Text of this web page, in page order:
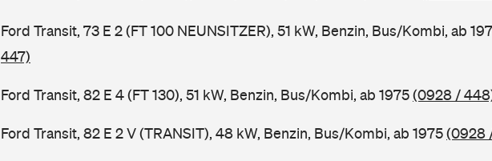
Ford Transit, 73 E 2 (FT 100 NEUNSITZER), 51 kW, Benzin, Bus/Kombi, ab
447)
Ford Transit, 82 E 4 (FT 130), 51 kW, Benzin, Bus/Kombi, ab 1975(0928 /
Ford Transit, 82 E 2 V (TRANSIT), 48 kW, Benzin, Bus/Kombi, ab 1975(0928